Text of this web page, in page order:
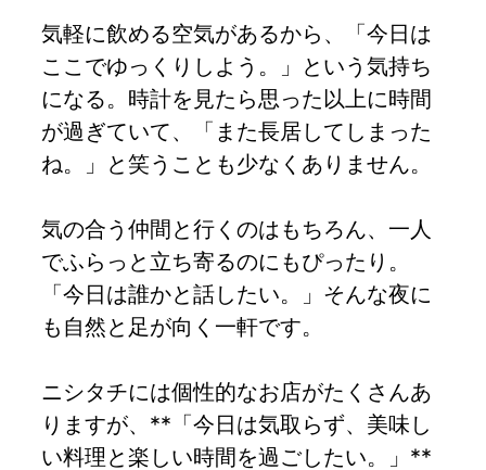
気軽に飲める空気があるから、「今日は
ここでゆっくりしよう。」という気持ち
になる。時計を見たら思った以上に時間
が過ぎていて、「また長居してしまった
ね。」と笑うことも少なくありません。
気の合う仲間と行くのはもちろん、一人
でふらっと立ち寄るのにもぴったり。
「今日は誰かと話したい。」そんな夜に
も自然と足が向く一軒です。
ニシタチには個性的なお店がたくさんあ
りますが、**「今日は気取らず、美味し
い料理と楽しい時間を過ごしたい。」**